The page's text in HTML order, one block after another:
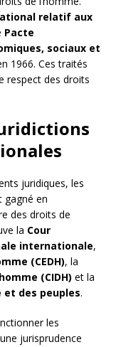
relatif aux
Pacte
sociaux et
1966. Ces traités
respect des droits
juridiques, les
gagné en
des droits de
la Cour
internationale,
(CEDH), la
(CIDH) et la
et des peuples.
les
jurisprudence